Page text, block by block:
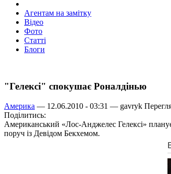
Агентам на замітку
Відео
Фото
Статті
Блоги
"Гелексі" спокушає Роналдінью
Америка — 12.06.2010 - 03:31 — gavryk
Поділитись:
Американський «Лос-Анджелес Гелексі»
поруч із Девідом Бекхемом.